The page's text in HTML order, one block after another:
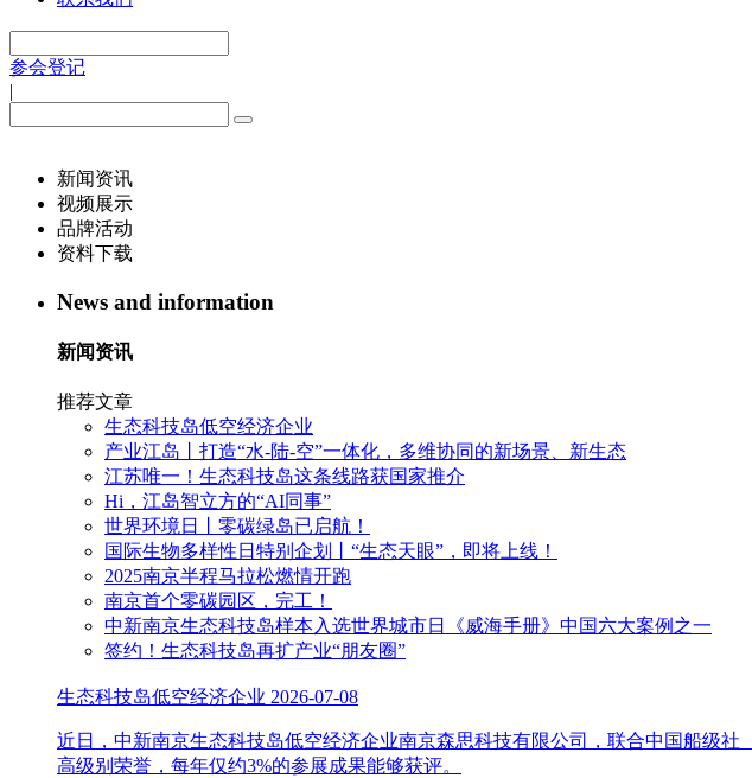
参会登记
|
新闻资讯
视频展示
品牌活动
资料下载
News and information
新闻资讯
推荐文章
生态科技岛低空经济企业
产业江岛丨打造“水-陆-空”一体化，多维协同的新场景、新生态
江苏唯一！生态科技岛这条线路获国家推介
Hi，江岛智立方的“AI同事”
世界环境日丨零碳绿岛已启航！
国际生物多样性日特别企划丨“生态天眼”，即将上线！
2025南京半程马拉松燃情开跑
南京首个零碳园区，完工！
中新南京生态科技岛样本入选世界城市日《威海手册》中国六大案例之一
签约！生态科技岛再扩产业“朋友圈”
生态科技岛低空经济企业 2026-07-08
近日，中新南京生态科技岛低空经济企业南京森思科技有限公司，联合中国船级
高级别荣誉，每年仅约3%的参展成果能够获评。